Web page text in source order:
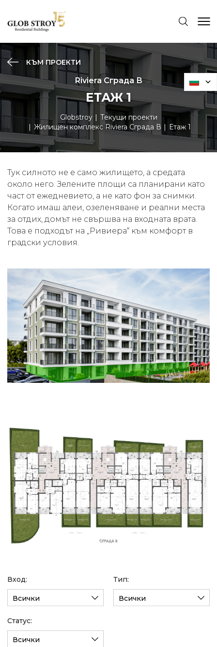
КЪМ ПРОЕКТИ
Riviera Сграда В
ЕТАЖ 1
Globstroy
Текущи проекти
Жилищен комплекс Riviera Сграда В
Етаж 1
Тук силното не е само жилището, а средата
около него. Зелените площи са планирани като
част от ежедневието, а не като фон за снимки.
Когато имаш алеи, озеленяване и реални места
за отдих, домът не свършва на входната врата.
Това е подходът на „Ривиера“ към комфорт в
градски условия.
Вход:
Всички
Тип:
Всички
Статус:
Всички